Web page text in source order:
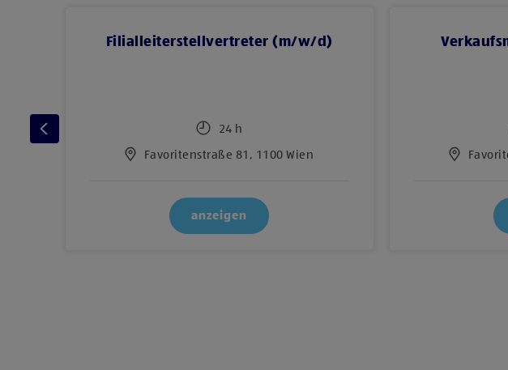
Filialleiterstellvertreter (m/w/d)
24 h
Favoritenstraße 81, 1100 Wien
anzeigen